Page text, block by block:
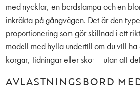
med nycklar, en bordslampa och en
inkräkta på gångvägen. Det är den
proportionering som gör skillnad i ett
modell med hylla undertill om du vill
korgar, tidningar eller skor – utan att
AVLASTNINGSBORD